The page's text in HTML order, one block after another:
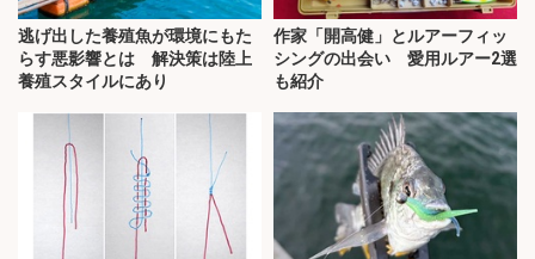
逃げ出した養殖魚が環境にもた
らす悪影響とは 解決策は陸上
養殖スタイルにあり
作家「開高健」とルアーフィッ
シングの出会い 愛用ルアー2選
も紹介